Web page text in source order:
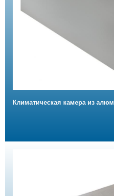
Климатическая камера из